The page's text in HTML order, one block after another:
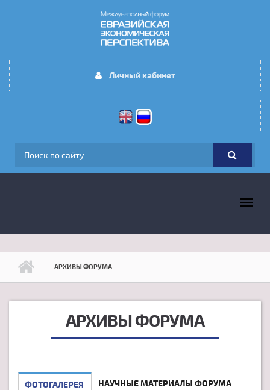
Личный кабинет
ФОРМА ПОИСКА
АРХИВЫ ФОРУМА
АРХИВЫ ФОРУМА
ФОТОГАЛЕРЕЯ НАУЧНЫЕ МАТЕРИАЛЫ ФОРУМА